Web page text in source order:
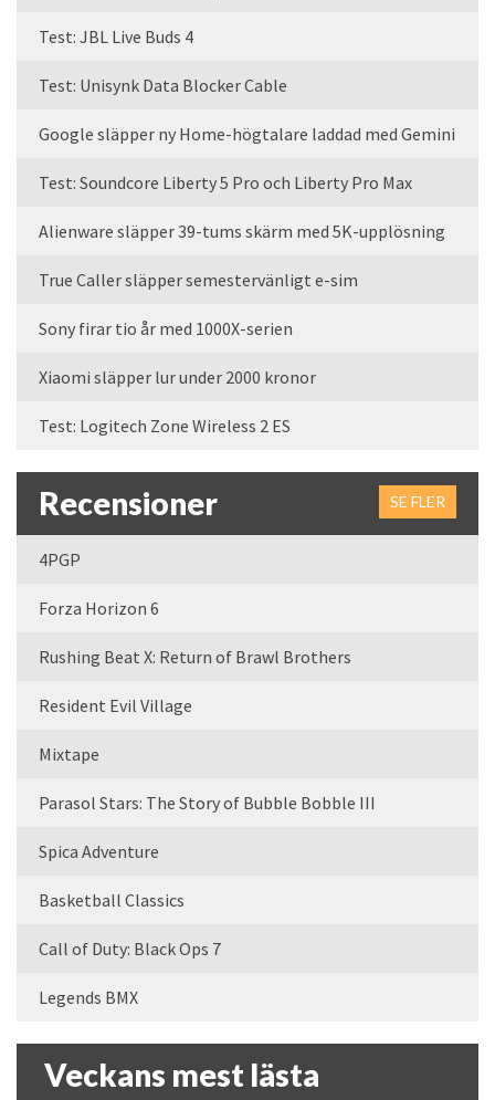
Test: JBL Live Buds 4
Test: Unisynk Data Blocker Cable
Google släpper ny Home-högtalare laddad med Gemini
Test: Soundcore Liberty 5 Pro och Liberty Pro Max
Alienware släpper 39-tums skärm med 5K-upplösning
True Caller släpper semestervänligt e-sim
Sony firar tio år med 1000X-serien
Xiaomi släpper lur under 2000 kronor
Test: Logitech Zone Wireless 2 ES
Recensioner SE FLER
4PGP
Forza Horizon 6
Rushing Beat X: Return of Brawl Brothers
Resident Evil Village
Mixtape
Parasol Stars: The Story of Bubble Bobble III
Spica Adventure
Basketball Classics
Call of Duty: Black Ops 7
Legends BMX
Veckans mest lästa